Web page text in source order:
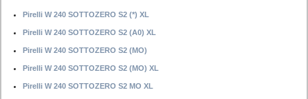
Pirelli W 240 SOTTOZERO S2 (*) XL
Pirelli W 240 SOTTOZERO S2 (A0) XL
Pirelli W 240 SOTTOZERO S2 (MO)
Pirelli W 240 SOTTOZERO S2 (MO) XL
Pirelli W 240 SOTTOZERO S2 MO XL